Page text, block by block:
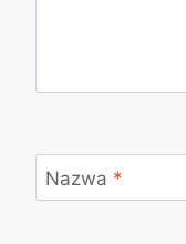
Nazwa *